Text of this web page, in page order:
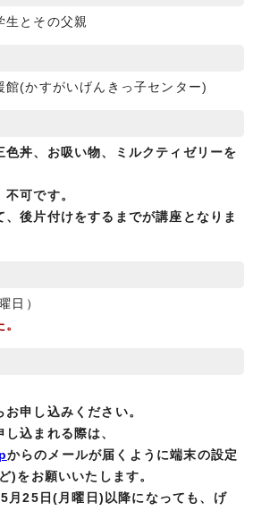
生とその父親
館(かすがいげんきっ子センター)
色丼、お吸い物、ミルクティゼリーを
可です。
後片付けをするまでが講座となりま
日）
申し込みください。
込まれる際は、
からのメールが届くように端末の設定
)をお願いいたします。
月25日(月曜日)以降になっても、げ